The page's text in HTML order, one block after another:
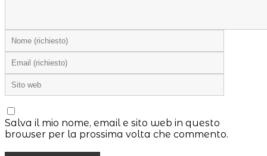
Inserisci
tuo
nome
nome
per
commentare
Inserisci
tuo
indirizzo
per
commentare
Inserisci
l'URL
sito
web
(facoltativo)
Salva il mio nome, email e sito web in questo
browser per la prossima volta che commento.